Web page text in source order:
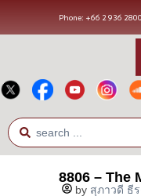
Phone: +66 2 936 2800
8806 – The
by สุภาวดี ธี